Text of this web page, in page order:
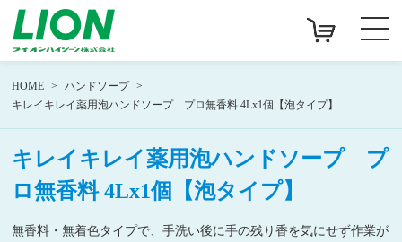
HOME
ハンドソープ
キレイキレイ薬用泡ハンドソープ プロ無香料 4Lx1個【泡タイプ】
キレイキレイ薬用泡ハンドソープ プ
ロ無香料 4Lx1個【泡タイプ】
無香料・無着色タイプで、手洗い後に手の残り香を気にせず作業が